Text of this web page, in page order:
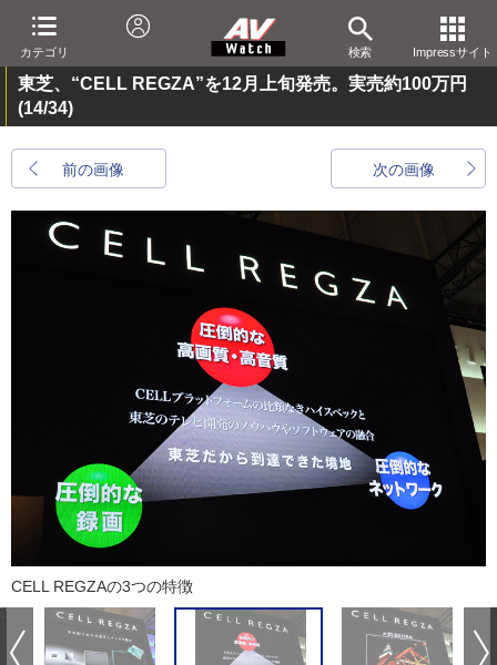
カテゴリ 検索 Impressサイト
東芝、“CELL REGZA”を12月上旬発売。実売約100万円
(14/34)
前の画像 次の画像
CELL REGZAの3つの特徴